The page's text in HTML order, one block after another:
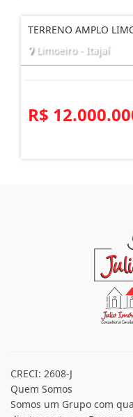
TERRENO AMPLO
Limoeiro - Itajaí
R$